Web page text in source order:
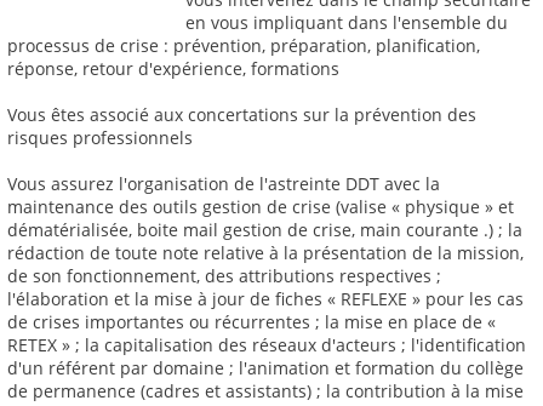
en vous impliquant dans l'ensemble du
processus de crise : prévention, préparation, planification,
réponse, retour d'expérience, formations
Vous êtes associé aux concertations sur la prévention des
risques professionnels
Vous assurez l'organisation de l'astreinte DDT avec la
maintenance des outils gestion de crise (valise « physique » et
dématérialisée, boite mail gestion de crise, main courante .) ; la
rédaction de toute note relative à la présentation de la mission,
de son fonctionnement, des attributions respectives ;
l'élaboration et la mise à jour de fiches « REFLEXE » pour les cas
de crises importantes ou récurrentes ; la mise en place de «
RETEX » ; la capitalisation des réseaux d'acteurs ; l'identification
d'un référent par domaine ; l'animation et formation du collège
de permanence (cadres et assistants) ; la contribution à la mise